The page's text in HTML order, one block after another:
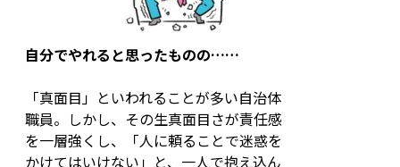
自分でやれると思ったものの……
「真面目」といわれることが多い自治体
職員。しかし、その生真面目さが責任感
を一層強くし、「人に頼ることで迷惑を
かけてはいけない」と、一人で抱え込ん